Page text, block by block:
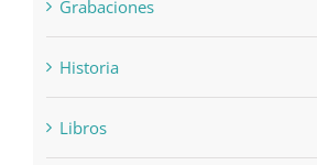
Grabaciones
Historia
Libros